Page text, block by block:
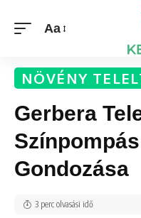
Aa
NÖVÉNY
Gerbera
Gondozása
3 perc olvasási idő